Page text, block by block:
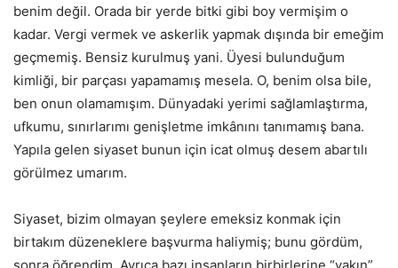
benim değil. Orada bir yerde bitki gibi boy vermişim o
kadar. Vergi vermek ve askerlik yapmak dışında bir emeğim
geçmemiş. Bensiz kurulmuş yani. Üyesi bulunduğum
kimliği, bir parçası yapamamış mesela. O, benim olsa bile,
ben onun olamamışım. Dünyadaki yerimi sağlamlaştırma,
ufkumu, sınırlarımı genişletme imkânını tanımamış bana.
Yapıla gelen siyaset bunun için icat olmuş desem abartılı
görülmez umarım.
Siyaset, bizim olmayan şeylere emeksiz konmak için
birtakım düzeneklere başvurma haliymiş; bunu gördüm,